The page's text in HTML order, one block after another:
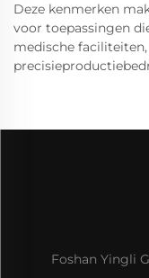
Deze kenmerken
voor toepassingen
medische
Foshan Yingli